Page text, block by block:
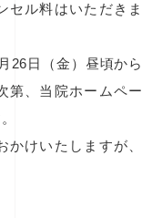
セル料はいただきま
月 26日（金）昼頃から
第、当院ホームペー
けいたしますが、